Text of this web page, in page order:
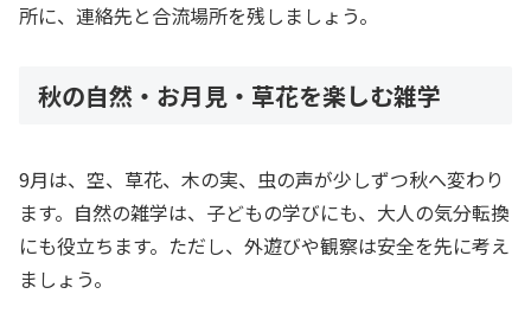
所に、連絡先と合流場所を残しましょう。
秋の自然・お月見・草花を楽しむ雑学
9月は、空、草花、木の実、虫の声が少しずつ秋へ変わり
ます。自然の雑学は、子どもの学びにも、大人の気分転換
にも役立ちます。ただし、外遊びや観察は安全を先に考え
ましょう。